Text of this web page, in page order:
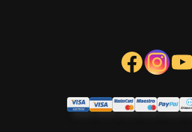
Facebook Instagram YouTube